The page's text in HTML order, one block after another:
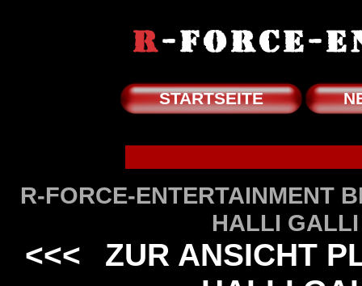
STARTSEITE
R-FORCE-ENTERTAINMENT
HALLI
<<<
ZUR ANSICHT